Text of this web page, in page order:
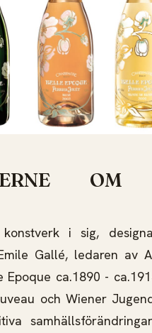
OM
i sig,
Gallé, ledaren av
Epoque ca.1890 -
och Wiener